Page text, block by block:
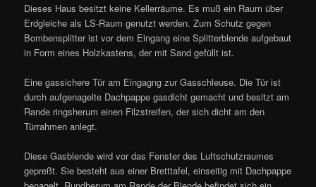
Dieses Haus besitzt keine Kellerräume. Es muß ein Raum über
Erdgleiche als LS-Raum genutzt werden. Zum Schutz gegen
Bombensplitter ist vor dem Eingang eine Splitterblende aufgebaut
in Form eines Holzkastens, der mit Sand gefüllt ist.
Eine gassichere Tür am Eingagng zur Gasschleuse. Die Tür ist
durch aufgenagelte Dachpappe gasdicht gemacht und besitzt am
Rande ringsherum einen Filzstreifen, der sich dicht am den
Türrahmen anlegt.
Diese Gasblende wird vor das Fenster des Luftschutzraumes
gepreßt. Sie besteht aus einer Bretttafel, einseitig mit Dachpappe